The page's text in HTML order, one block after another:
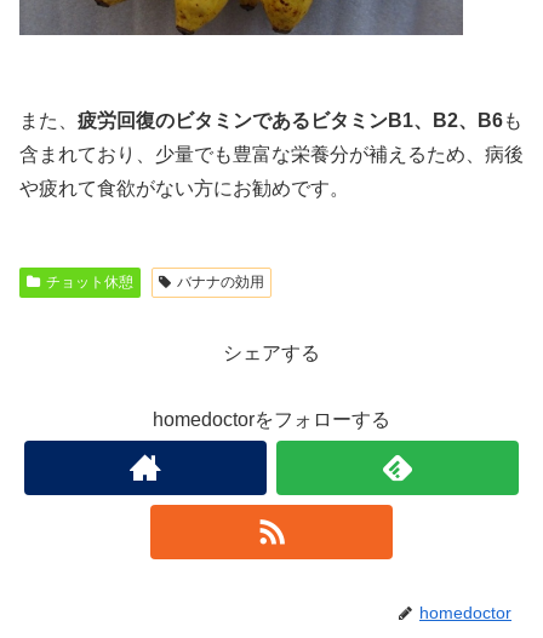
また、 疲労回復のビタミンであるビタミンB1、B2、B6も
含まれており、少量でも豊富な栄養分が補えるため、病後
や疲れて食欲がない方にお勧めです。
チョット休憩 バナナの効用
シェアする
homedoctorをフォローする
homedoctor